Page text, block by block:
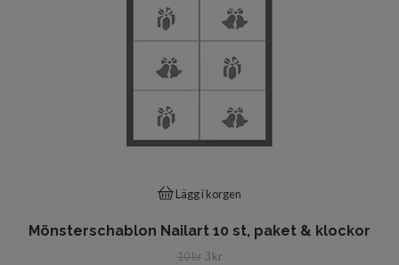
Lägg i korgen
Mönsterschablon Nailart 10 st, paket & klockor
10 kr 3 kr